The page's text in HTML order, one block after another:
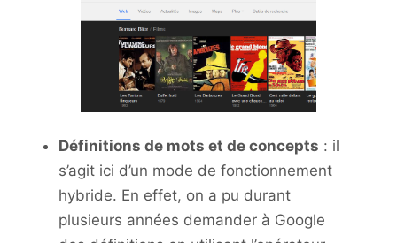
Définitions de mots et de concepts : il
s’agit ici d’un mode de fonctionnement
hybride. En effet, on a pu durant
plusieurs années demander à Google